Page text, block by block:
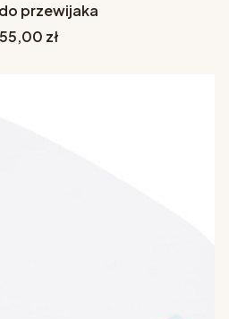
przewijaka
Cena
55,00 zł